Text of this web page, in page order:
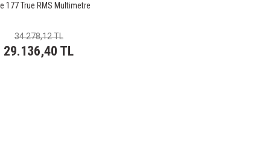
177 True RMS Multimetre
34.278,12 TL
29.136,40 TL